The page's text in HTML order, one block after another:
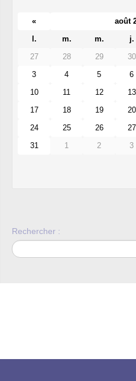
« août
l.
m. m. j.
27
28 29 30
3
4 5 6
10
11 12 13
17
18 19 20
24
25 26 27
31
1 2 3
Rechercher :